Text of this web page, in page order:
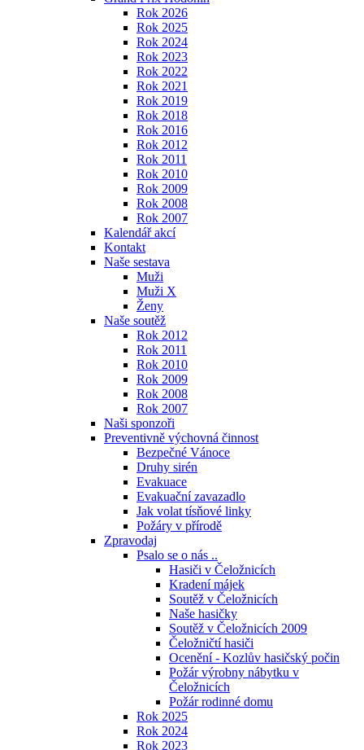
Rok 2026
Rok 2025
Rok 2024
Rok 2023
Rok 2022
Rok 2021
Rok 2019
Rok 2018
Rok 2016
Rok 2012
Rok 2011
Rok 2010
Rok 2009
Rok 2008
Rok 2007
Kalendář akcí
Kontakt
Naše sestava
Muži
Muži X
Ženy
Naše soutěž
Rok 2012
Rok 2011
Rok 2010
Rok 2009
Rok 2008
Rok 2007
Naši sponzoři
Preventivně výchovná činnost
Bezpečné Vánoce
Druhy sirén
Evakuace
Evakuační zavazadlo
Jak volat tísňové linky
Požáry v přírodě
Zpravodaj
Psalo se o nás ..
Hasiči v Čeložnicích
Kradení májek
Soutěž v Čeložnicích
Naše hasičky
Soutěž v Čeložnicích 2009
Čeložničtí hasiči
Ocenění - Kozlův hasičský počin
Požár výrobny nábytku v
Čeložnicích
Požár rodinné domu
Rok 2025
Rok 2024
Rok 2023